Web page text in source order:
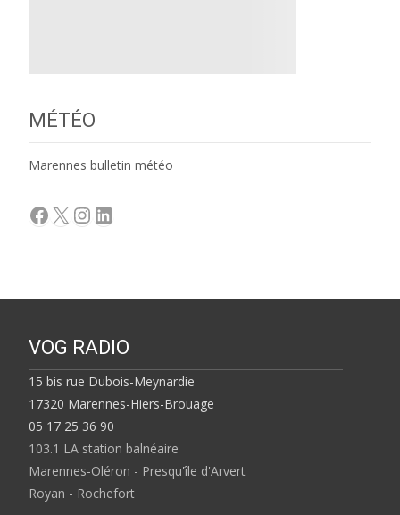
MÉTÉO
Marennes bulletin météo
Facebook
X Instagram
LinkedIn
VOG RADIO
15 bis rue Dubois-Meynardie
17320 Marennes-Hiers-Brouage
05 17 25 36 90
103.1 LA station balnéaire
Marennes-Oléron - Presqu'île d'Arvert
Royan - Rochefort